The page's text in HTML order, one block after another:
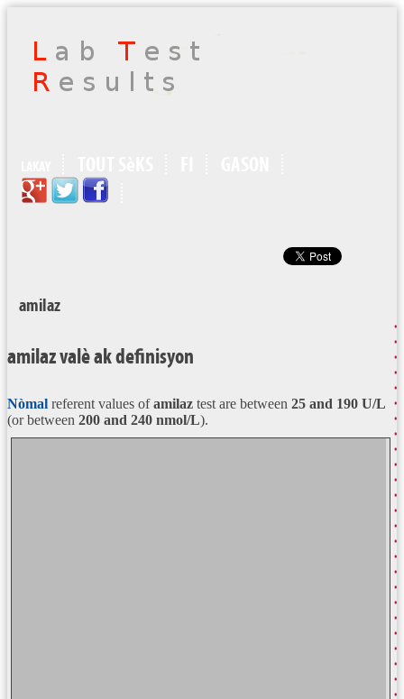
amilaz
amilaz valè ak definisyon
Nòmal referent values ofamilaz test are between 25 and 190 U/L
(or between 200 and 240 nmol/L).